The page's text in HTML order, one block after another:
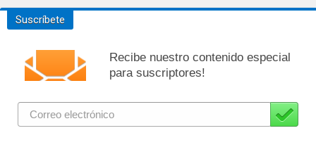
Suscríbete
Recibe nuestro contenido especial
para suscriptores!